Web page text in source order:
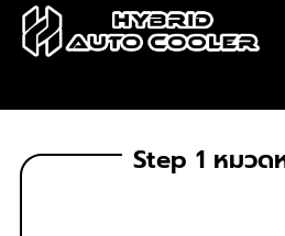
Skip
Step 1 หมวด